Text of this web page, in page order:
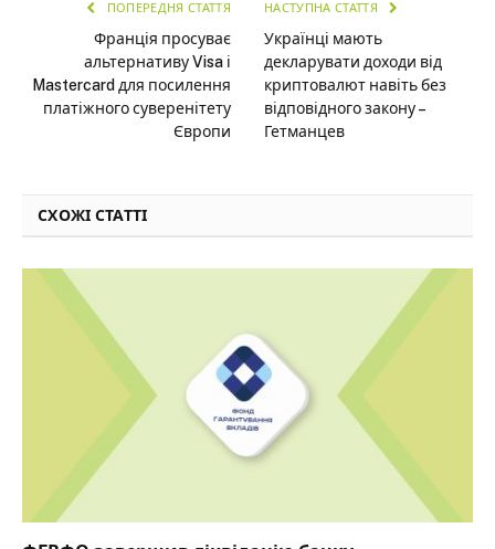
ПОПЕРЕДНЯ СТАТТЯ
Франція просуває
альтернативу Visa і
Mastercard для посилення
платіжного суверенітету
Європи
НАСТУПНА СТАТТЯ
Українці мають
декларувати доходи від
криптовалют навіть без
відповідного закону –
Гетманцев
СХОЖІ СТАТТІ